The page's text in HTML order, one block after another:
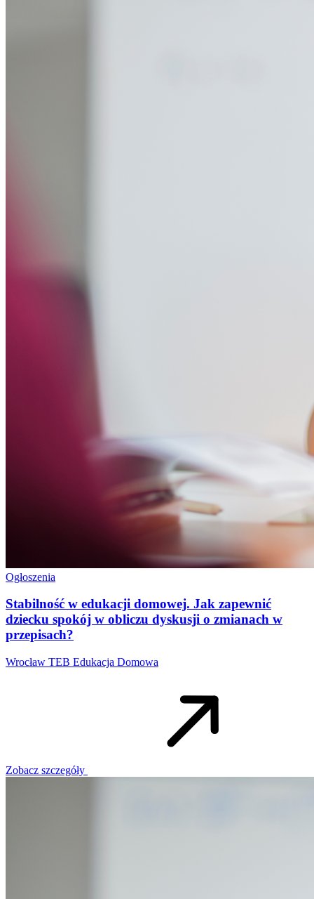
Ogłoszenia
Stabilność w edukacji domowej. Jak zapewnić
dziecku spokój w obliczu dyskusji o zmianach w
przepisach?
Wrocław TEB Edukacja Domowa
Zobacz szczegóły